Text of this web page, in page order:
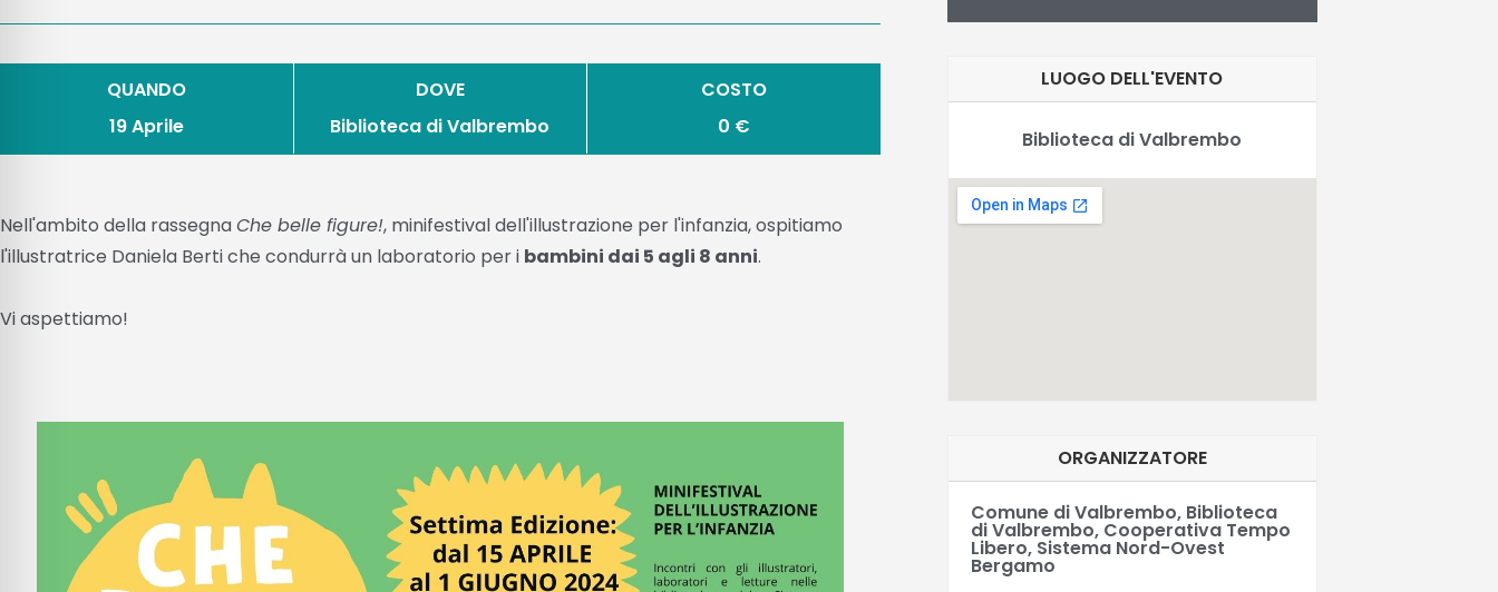
QUANDO
19 Aprile
DOVE
Biblioteca di Valbrembo
COSTO
0 €
Nell'ambito della rassegnaChe belle figure!, minifestival dell'illustrazione per l'infanzia, ospitiamo
l'illustratrice Daniela Berti che condurrà un laboratorio per i bambini dai 5 agli 8 anni.
Vi aspettiamo!
LUOGO DELL'EVENTO
Biblioteca di Valbrembo
ORGANIZZATORE
Comune di Valbrembo, Biblioteca
di Valbrembo, Cooperativa Tempo
Libero, Sistema Nord-Ovest
Bergamo